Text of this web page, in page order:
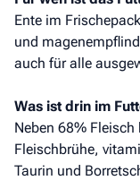
Ente im
und
auch für alle
Was ist drin im
Neben 68%
Fleischbrühe,
Taurin und